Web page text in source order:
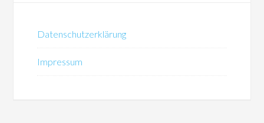
Datenschutzerklärung
Impressum